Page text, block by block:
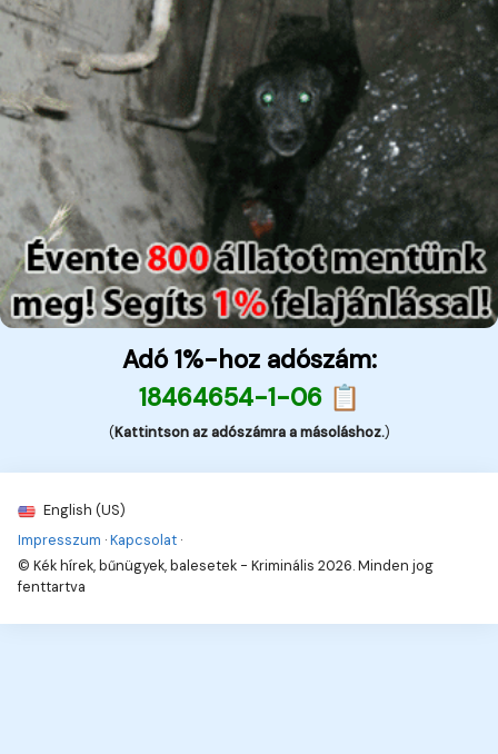
Adó 1%-hoz adószám:
18464654-1-06 📋
(Kattintson az adószámra a másoláshoz.)
English (US)
Impresszum ·Kapcsolat ·
© Kék hírek, bűnügyek, balesetek - Kriminális 2026. Minden jog
fenttartva